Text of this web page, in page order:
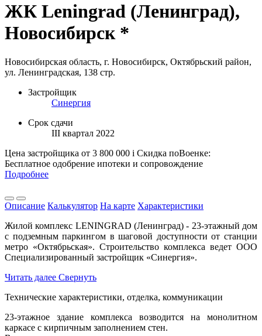
ЖК Leningrad (Ленинград),
Новосибирск *
Новосибирская область, г. Новосибирск, Октябрьский район,
ул. Ленинградская, 138 стр.
Застройщик
Синергия
Срок сдачи
III квартал 2022
Цена застройщика от 3 800 000 i Скидка поВоенке:
Бесплатное одобрение ипотеки и сопровождение
Подробнее
Описание Калькулятор На карте Характеристики
Жилой комплекс LENINGRAD (Ленинград) - 23-этажный дом
с подземным паркингом в шаговой доступности от станции
метро «Октябрьская». Строительство комплекса ведет ООО
Специализированный застройщик «Синергия».
Читать далее Свернуть
Технические характеристики, отделка, коммуникации
23-этажное здание комплекса возводится на монолитном
каркасе с кирпичным заполнением стен.